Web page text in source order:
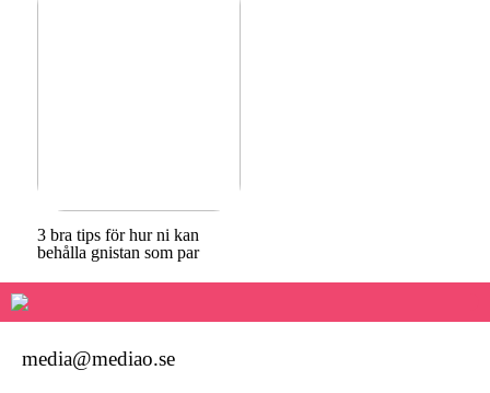
3 bra tips för hur ni kan
behålla gnistan som par
media@mediao.se